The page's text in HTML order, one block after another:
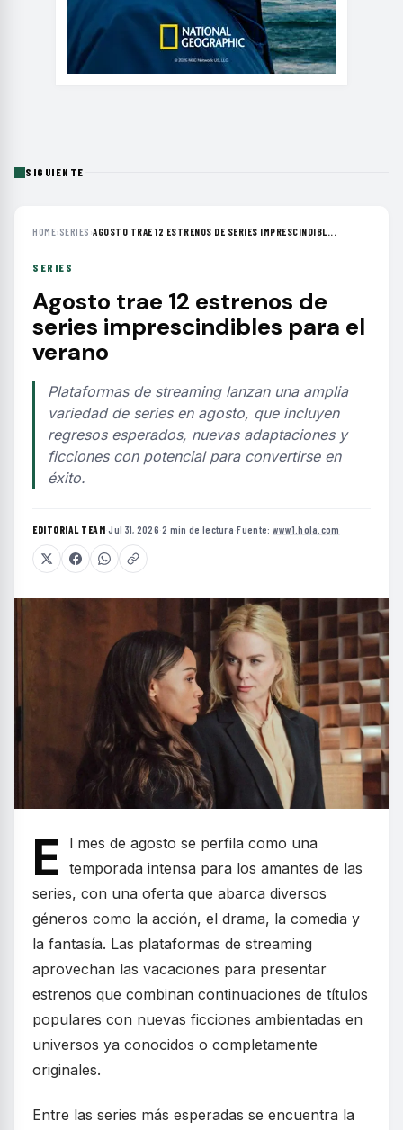
SIGUIENTE
HOME› SERIES ›AGOSTO TRAE 12 ESTRENOS DE SERIES IMPRESCINDIBL...
SERIES
Agosto trae 12 estrenos de
series imprescindibles para el
verano
Plataformas de streaming lanzan una amplia
variedad de series en agosto, que incluyen
regresos esperados, nuevas adaptaciones y
ficciones con potencial para convertirse en
éxito.
EDITORIAL TEAM·Jul 31, 2026·2 min de lectura·Fuente: www1.hola.com
E
l mes de agosto se perfila como una
temporada intensa para los amantes de las
series, con una oferta que abarca diversos
géneros como la acción, el drama, la comedia y
la fantasía. Las plataformas de streaming
aprovechan las vacaciones para presentar
estrenos que combinan continuaciones de títulos
populares con nuevas ficciones ambientadas en
universos ya conocidos o completamente
originales.
Entre las series más esperadas se encuentra la